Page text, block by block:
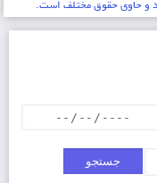
و حاوي حقوق مختلف است.